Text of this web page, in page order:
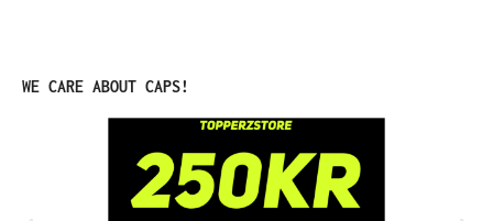
Spring produktgalleriet over
WE CARE ABOUT CAPS!